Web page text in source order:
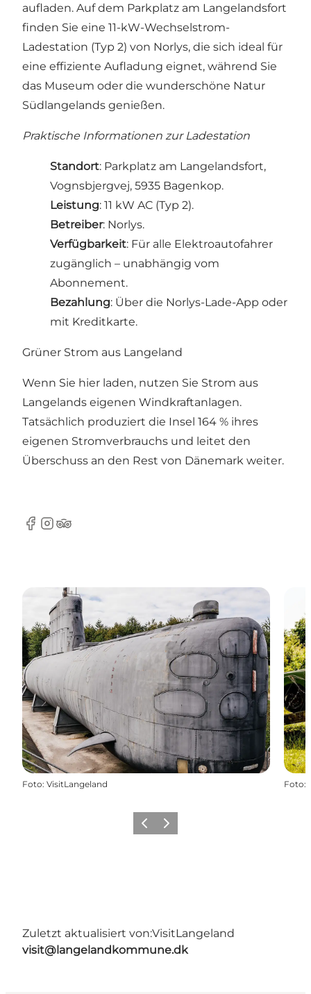
aufladen. Auf dem Parkplatz am Langelandsfort
finden Sie eine 11-kW-Wechselstrom-
Ladestation (Typ 2) von Norlys, die sich ideal für
eine effiziente Aufladung eignet, während Sie
das Museum oder die wunderschöne Natur
Südlangelands genießen.
Praktische Informationen zur Ladestation
Standort: Parkplatz am Langelandsfort,
Vognsbjergvej, 5935 Bagenkop.
Leistung: 11 kW AC (Typ 2).
Betreiber: Norlys.
Verfügbarkeit: Für alle Elektroautofahrer
zugänglich – unabhängig vom
Abonnement.
Bezahlung: Über die Norlys-Lade-App oder
mit Kreditkarte.
Grüner Strom aus Langeland
Wenn Sie hier laden, nutzen Sie Strom aus
Langelands eigenen Windkraftanlagen.
Tatsächlich produziert die Insel 164 % ihres
eigenen Stromverbrauchs und leitet den
Überschuss an den Rest von Dänemark weiter.
Facebook
Instagram
Tripadvisor
Foto: VisitLangeland Foto:
ZurückWeiter
Zuletzt aktualisiert von:VisitLangeland
visit@langelandkommune.dk